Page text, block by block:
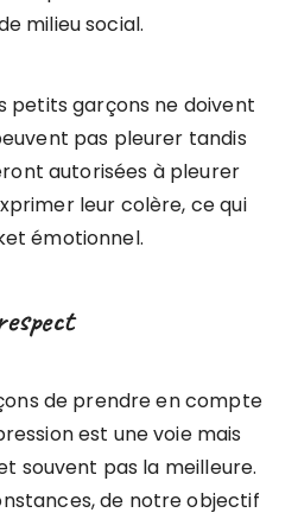
milieu social.
petits garçons ne doivent
pas pleurer tandis
autorisées à pleurer
leur colère, ce qui
émotionnel.
de prendre en compte
est une voie mais
souvent pas la meilleure.
de notre objectif